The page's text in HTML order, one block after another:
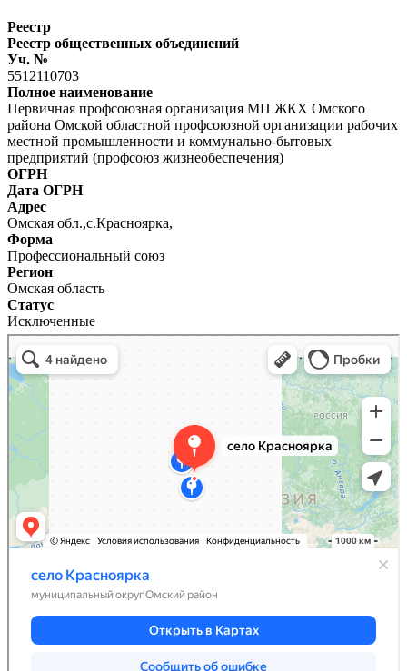
Реестр
Реестр общественных объединений
Уч. №
5512110703
Полное наименование
Первичная профсоюзная организация МП ЖКХ Омского
района Омской областной профсоюзной организации рабочих
местной промышленности и коммунально-бытовых
предприятий (профсоюз жизнеобеспечения)
ОГРН
Дата ОГРН
Адрес
Омская обл.,с.Красноярка,
Форма
Профессиональный союз
Регион
Омская область
Статус
Исключенные